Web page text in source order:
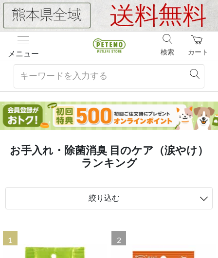
メニュー カート
検索
お手入れ・除菌消臭 目のケア（涙やけ）
ランキング
絞り込む
1 2